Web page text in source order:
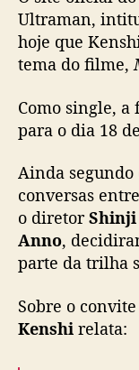
Ultraman,
hoje que
tema do filme,
Como single,
para o dia 18
Ainda segundo
conversas
o diretor
Anno,
parte da trilha
Sobre o
Kenshi relata: